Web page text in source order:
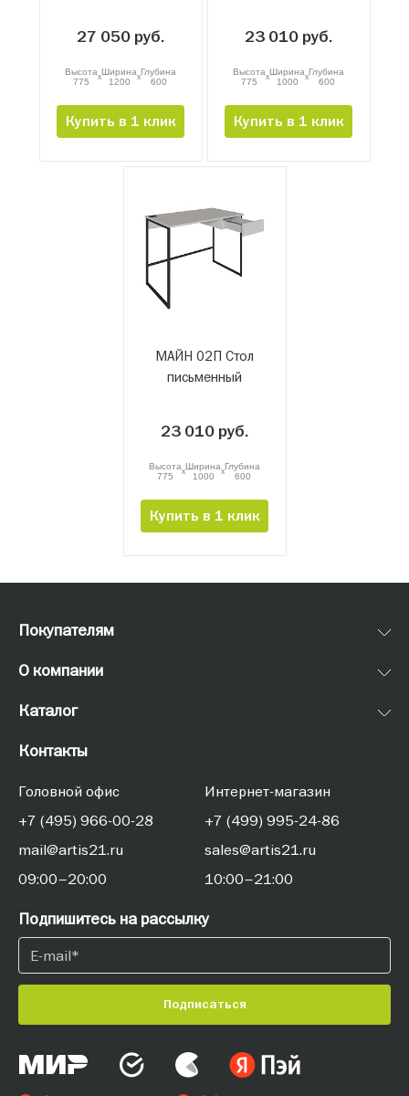
27 050 руб.
Высота
775
xШирина
1200
xГлубина
600
Купить в 1 клик
23 010 руб.
Высота
775
xШирина
1000
xГлубина
600
Купить в 1 клик
МАЙН 02П Стол
письменный
23 010 руб.
Высота
775
xШирина
1000
xГлубина
600
Купить в 1 клик
Покупателям
О компании
Каталог
Контакты
Головной офис
+7 (495) 966-00-28
mail@artis21.ru
09:00–20:00
Интернет-магазин
+7 (499) 995-24-86
sales@artis21.ru
10:00–21:00
Подпишитесь на рассылку
Подписаться